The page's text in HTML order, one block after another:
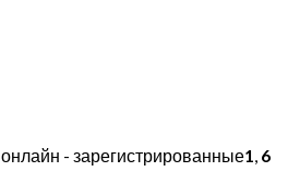
онлайн - зарегистрированные1, 6